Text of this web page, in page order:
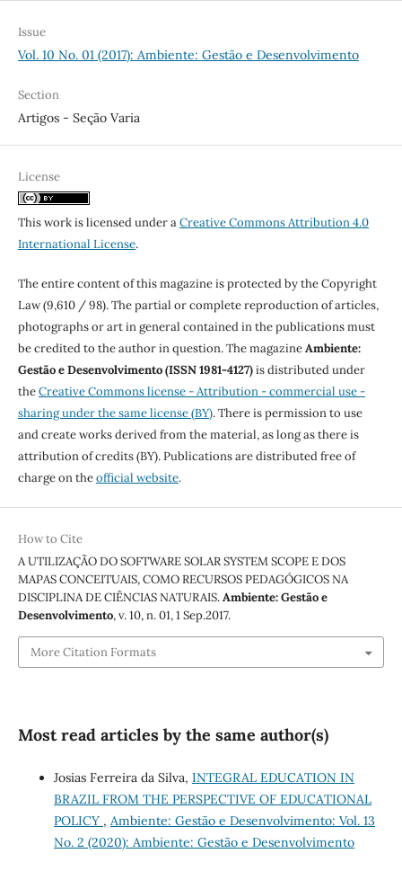
Issue
Vol. 10 No. 01 (2017): Ambiente: Gestão e Desenvolvimento
Section
Artigos - Seção Varia
License
This work is licensed under aCreative Commons Attribution 4.0
International License.
The entire content of this magazine is protected by the Copyright
Law (9,610 / 98). The partial or complete reproduction of articles,
photographs or art in general contained in the publications must
be credited to the author in question. The magazineAmbiente:
Gestão e Desenvolvimento (ISSN 1981-4127)is distributed under
theCreative Commons license - Attribution - commercial use -
sharing under the same license (BY). There is permission to use
and create works derived from the material, as long as there is
attribution of credits (BY). Publications are distributed free of
charge on theofficial website.
How to Cite
A UTILIZAÇÃO DO SOFTWARE SOLAR SYSTEM SCOPE E DOS
MAPAS CONCEITUAIS, COMO RECURSOS PEDAGÓGICOS NA
DISCIPLINA DE CIÊNCIAS NATURAIS.Ambiente: Gestão e
Desenvolvimento, v. 10, n. 01, 1 Sep.2017.
More Citation Formats
Most read articles by the same author(s)
Josias Ferreira da Silva, INTEGRAL EDUCATION IN
BRAZIL FROM THE PERSPECTIVE OF EDUCATIONAL
POLICY , Ambiente: Gestão e Desenvolvimento: Vol. 13
No. 2 (2020): Ambiente: Gestão e Desenvolvimento